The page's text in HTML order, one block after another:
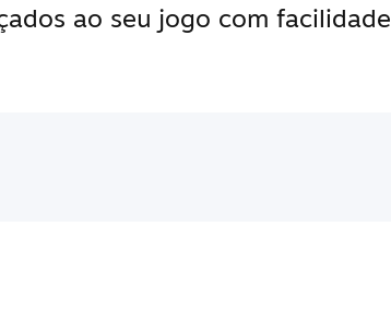
ao seu jogo com facilidade